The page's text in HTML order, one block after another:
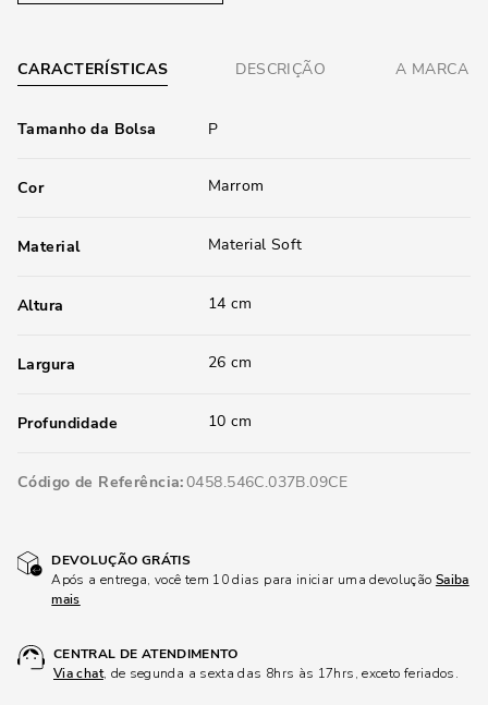
CARACTERÍSTICAS DESCRIÇÃO A MARCA
Tamanho da Bolsa P
Cor Marrom
Material Material Soft
Altura 14 cm
Largura 26 cm
Profundidade 10 cm
Código de Referência 0458.546C.037B.09CE
DEVOLUÇÃO GRÁTIS
Após a entrega, você tem 10 dias para iniciar uma devolução Saiba
mais
CENTRAL DE ATENDIMENTO
Via chat, de segunda a sexta das 8hrs às 17hrs, exceto feriados.